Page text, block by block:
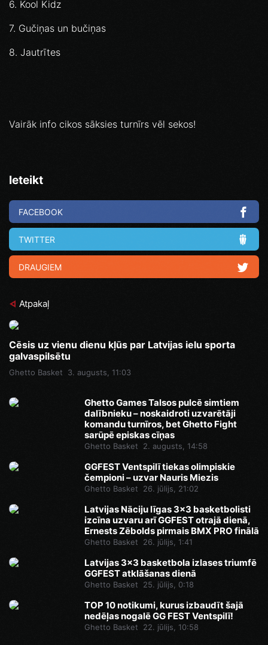
6. Kool Kidz
7. Gučiņas un bučiņas
8. Jautrītes
Vairāk info cikos sāksies turnīrs vēl sekos!
Ieteikt
FACEBOOK
TWITTER
DRAUGIEM
Atpakaļ
Cēsis uz vienu dienu kļūs par Latvijas ielu sporta
galvaspilsētu
Ghetto Basket 3. augusts, 11:03
Ghetto Games Talsos pulcē simtiem
dalībnieku – noskaidroti uzvarētāji
komandu turnīros, bet Ghetto Fight
sarūpē episkas cīņas
Ghetto Basket 2. augusts, 14:58
GGFEST Ventspilī tiekas olimpiskie
čempioni – uzvar Nauris Miezis
Ghetto Basket 26. jūlijs, 21:02
Latvijas Nāciju līgas 3x3 basketbolisti
izcīna uzvaru arī GGFEST otrajā dienā,
Ernests Zēbolds pirmais BMX PRO finālā
Ghetto Basket 26. jūlijs, 1:41
Latvijas 3x3 basketbola izlases triumfē
GGFEST atklāšanas dienā
Ghetto Basket 25. jūlijs, 0:18
TOP 10 notikumi, kurus izbaudīt šajā
nedēļas nogalē GG FEST Ventspilī!
Ghetto Basket 22. jūlijs, 10:58